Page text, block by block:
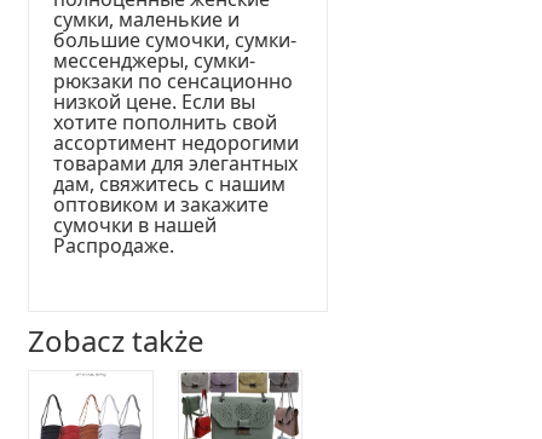
сумки, маленькие и
большие сумочки, сумки-
мессенджеры, сумки-
рюкзаки по сенсационно
низкой цене. Если вы
хотите пополнить свой
ассортимент недорогими
товарами для элегантных
дам, свяжитесь с нашим
оптовиком и закажите
сумочки в нашей
Распродаже.
Zobacz także